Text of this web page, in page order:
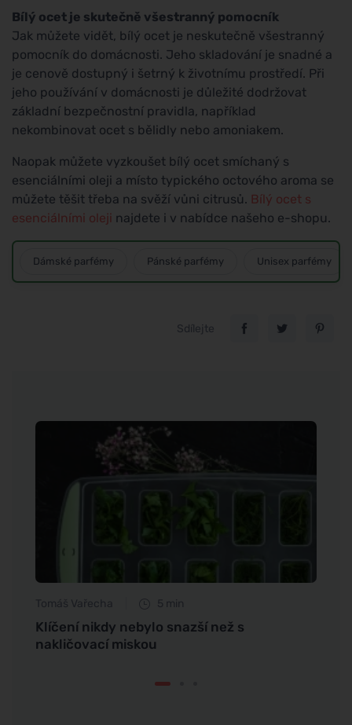
Bílý ocet je skutečně všestranný pomocník
Jak můžete vidět, bílý ocet je neskutečně všestranný
pomocník do domácnosti. Jeho skladování je snadné a
je cenově dostupný i šetrný k životnímu prostředí. Při
jeho používání v domácnosti je důležité dodržovat
základní bezpečnostní pravidla, například
nekombinovat ocet s bělidly nebo amoniakem.
Naopak můžete vyzkoušet bílý ocet smíchaný s
esenciálními oleji a místo typického octového aroma se
můžete těšit třeba na svěží vůni citrusů. Bílý ocet s
esenciálními oleji najdete i v nabídce našeho e-shopu.
Dámské parfémy Pánské parfémy Unisex parfémy
Sdílejte
Tomáš Vařecha 5 min
Klíčení nikdy nebylo snazší než s
nakličovací miskou